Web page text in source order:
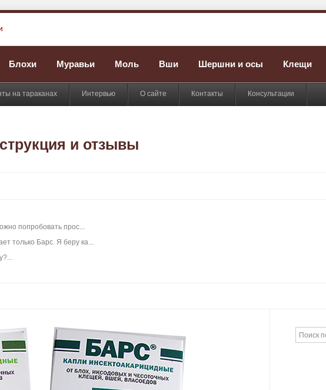
Блохи Муравьи Моль Вши Шершни и осы Клещи
на тараканах Интервью О сайте Контакты Консультации
и отзывы
попробовать прос...
только Барс. Я беру ка...